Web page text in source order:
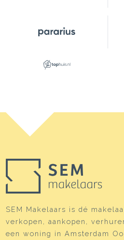
SEM Makelaars is dé
verkopen, aankopen,
een woning in Amsterdam